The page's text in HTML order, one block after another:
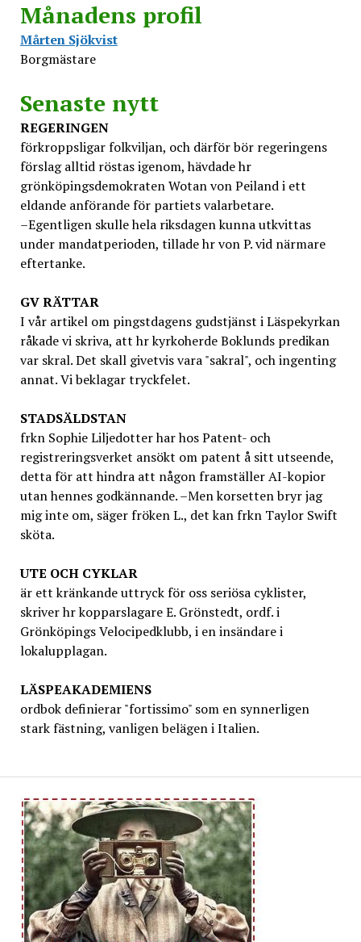
Månadens profil
Mårten Sjökvist
Borgmästare
Senaste nytt
REGERINGEN
förkroppsligar folkviljan, och därför bör regeringens
förslag alltid röstas igenom, hävdade hr
grönköpingsdemokraten Wotan von Peiland i ett
eldande anförande för partiets valarbetare.
–Egentligen skulle hela riksdagen kunna utkvittas
under mandatperioden, tillade hr von P. vid närmare
eftertanke.
GVRÄTTAR
I vår artikel om pingstdagens gudstjänst i Läspekyrkan
råkade vi skriva, att hr kyrkoherde Boklunds predikan
var skral. Det skall givetvis vara "sakral", och ingenting
annat. Vi beklagar tryckfelet.
STADSÄLDSTAN
frkn Sophie Liljedotter har hos Patent- och
registreringsverket ansökt om patent å sitt utseende,
detta för att hindra att någon framställer AI-kopior
utan hennes godkännande. –Men korsetten bryr jag
mig inte om, säger fröken L., det kan frkn Taylor Swift
sköta.
UTE OCH CYKLAR
är ett kränkande uttryck för oss seriösa cyklister,
skriver hr kopparslagare E. Grönstedt, ordf. i
Grönköpings Velocipedklubb, i en insändare i
lokalupplagan.
LÄSPEAKADEMIENS
ordbok definierar "fortissimo" som en synnerligen
stark fästning, vanligen belägen i Italien.